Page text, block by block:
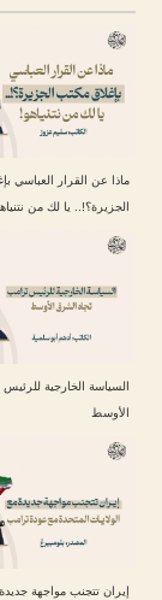
ماذا عن القرار العباسي
الجزيرة؟!.. يا لك من
السياسة الخارجية
الأوسط
إيران تتجنب مواجهة